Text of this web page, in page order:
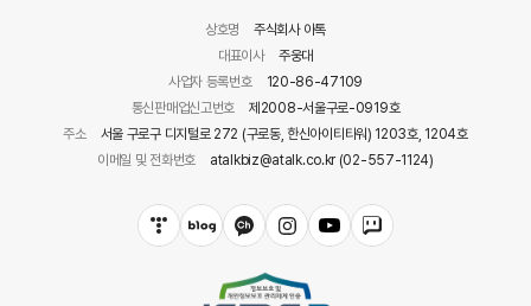
상호명
주식회사 아톡
대표이사
주웅대
사업자 등록번호
120-86-47109
통신판매업신고번호
제2008-서울구로-0919호
주소
서울 구로구 디지털로 272 (구로동, 한신아이티타워) 1203호, 1204호
이메일 및 전화번호
atalkbiz@atalk.co.kr (02-557-1124)